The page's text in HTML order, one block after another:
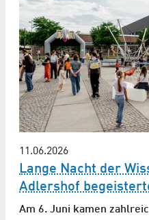
11.06.2026
Lange Nacht der
Adlershof
Am 6. Juni kamen